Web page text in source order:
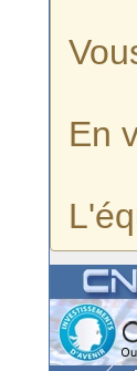
En